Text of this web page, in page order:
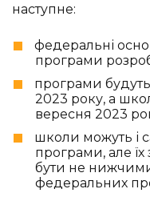
наступне:
федеральні
програми
програми
2023 року, а
вересня 2023
школи можуть і
програми, але їх
бути не нижчими
федеральних